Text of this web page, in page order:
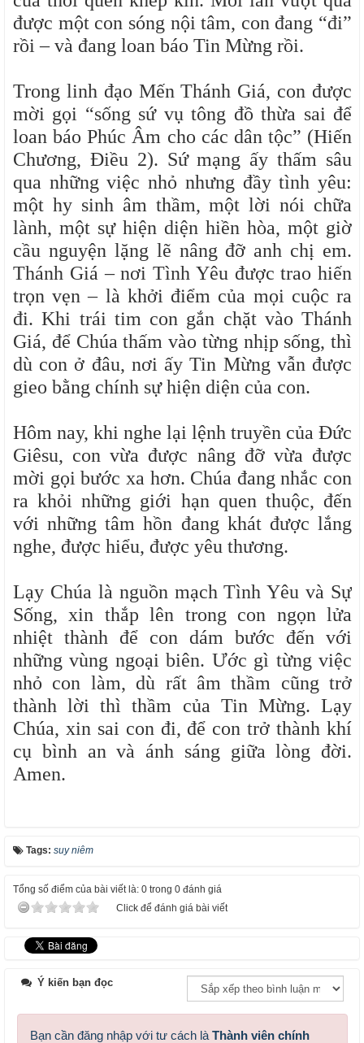
được một con sóng nội tâm, con đang “đi”
rồi – và đang loan báo Tin Mừng rồi.
Trong linh đạo Mến Thánh Giá, con được
mời gọi “sống sứ vụ tông đồ thừa sai để
loan báo Phúc Âm cho các dân tộc” (Hiến
Chương, Điều 2). Sứ mạng ấy thấm sâu
qua những việc nhỏ nhưng đầy tình yêu:
một hy sinh âm thầm, một lời nói chữa
lành, một sự hiện diện hiền hòa, một giờ
cầu nguyện lặng lẽ nâng đỡ anh chị em.
Thánh Giá – nơi Tình Yêu được trao hiến
trọn vẹn – là khởi điểm của mọi cuộc ra
đi. Khi trái tim con gắn chặt vào Thánh
Giá, để Chúa thấm vào từng nhịp sống, thì
dù con ở đâu, nơi ấy Tin Mừng vẫn được
gieo bằng chính sự hiện diện của con.
Hôm nay, khi nghe lại lệnh truyền của Đức
Giêsu, con vừa được nâng đỡ vừa được
mời gọi bước xa hơn. Chúa đang nhắc con
ra khỏi những giới hạn quen thuộc, đến
với những tâm hồn đang khát được lắng
nghe, được hiểu, được yêu thương.
Lạy Chúa là nguồn mạch Tình Yêu và Sự
Sống, xin thắp lên trong con ngọn lửa
nhiệt thành để con dám bước đến với
những vùng ngoại biên. Ước gì từng việc
nhỏ con làm, dù rất âm thầm cũng trở
thành lời thì thầm của Tin Mừng. Lạy
Chúa, xin sai con đi, để con trở thành khí
cụ bình an và ánh sáng giữa lòng đời.
Amen.
Tags: suy niêm
Tổng số điểm của bài viết là: 0 trong 0 đánh giá
Click để đánh giá bài viết
Ý kiến bạn đọc
Bạn cần đăng nhập với tư cách là Thành viên chính